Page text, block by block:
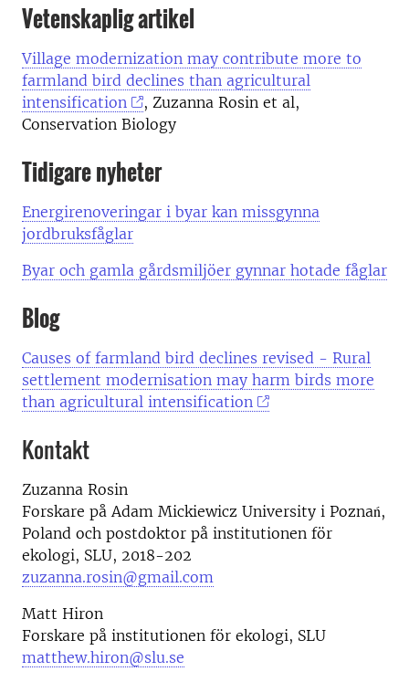
Vetenskaplig artikel
Village modernization may contribute more to
farmland bird declines than agricultural
intensification
, Zuzanna Rosin et al,
Conservation Biology
Tidigare nyheter
Energirenoveringar i byar kan missgynna
jordbruksfåglar
Byar och gamla gårdsmiljöer gynnar hotade fåglar
Blog
Causes of farmland bird declines revised - Rural
settlement modernisation may harm birds more
than agricultural intensification
Kontakt
Zuzanna Rosin
Forskare på Adam Mickiewicz University i Poznań,
Poland och postdoktor på institutionen för
ekologi, SLU, 2018-202
zuzanna.rosin@gmail.com
Matt Hiron
Forskare på institutionen för ekologi, SLU
matthew.hiron@slu.se